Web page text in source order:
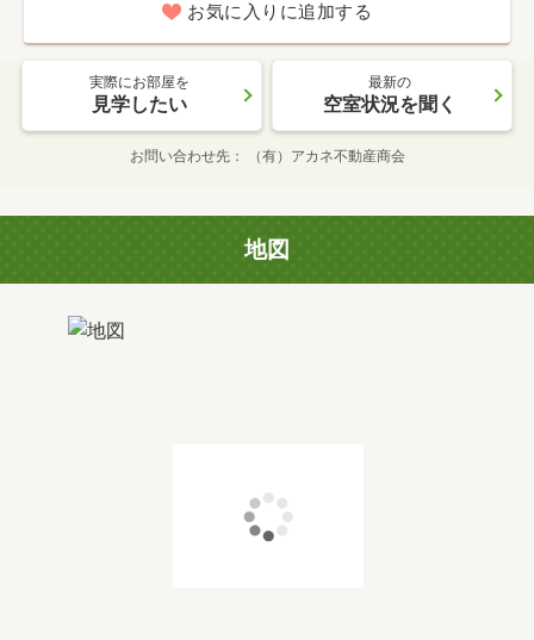
お気に入りに追加する
実際にお部屋を
見学したい
最新の
空室状況を聞く
お問い合わせ先 （有）アカネ不動産商会
地図